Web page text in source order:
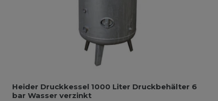
Heider Druckkessel 1000 Liter Druckbehälter 6
bar Wasser verzinkt